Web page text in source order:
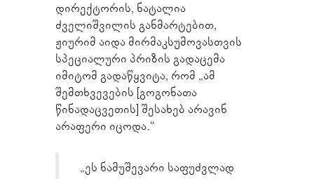
დირექტორის, ნატალია
ძველიშვილის განმარტებით,
ჟიურიმ აიდა მირმაკსუმოვასთვის
სპეციალური პრიზის გადაცემა
იმიტომ გადაწყვიტა, რომ „ამ
შემთხვევების [გოგონათა
წინადაცვეთის] შესახებ არავინ
არაფერი იცოდა.“
„ეს ნამუშევარი საფუძვლად